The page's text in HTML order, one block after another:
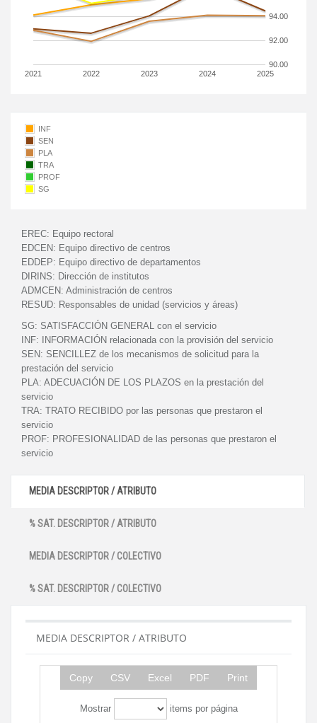
2021 2022 2023 2024 2025
90.00
92.00
94.00
INF
SEN
PLA
TRA
PROF
SG
EREC: Equipo rectoral
EDCEN: Equipo directivo de centros
EDDEP: Equipo directivo de departamentos
DIRINS: Dirección de institutos
ADMCEN: Administración de centros
RESUD: Responsables de unidad (servicios y áreas)
SG: SATISFACCIÓN GENERAL con el servicio
INF:
INFORMACIÓN relacionada con la provisión del servicio
SEN: SENCILLEZ de los mecanismos de solicitud para la
prestación del servicio
PLA: ADECUACIÓN DE LOS PLAZOS en la prestación del
servicio
TRA: TRATO RECIBIDO por las personas que prestaron el
servicio
PROF: PROFESIONALIDAD de las personas que prestaron el
servicio
MEDIA DESCRIPTOR / ATRIBUTO
% SAT. DESCRIPTOR / ATRIBUTO
MEDIA DESCRIPTOR / COLECTIVO
% SAT. DESCRIPTOR / COLECTIVO
MEDIA DESCRIPTOR / ATRIBUTO
Copy CSV Excel PDF Print
Mostrar items por página